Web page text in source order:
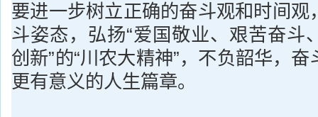
要进一步树立正确的奋斗观和时间观
斗姿态，弘扬“爱国敬业、艰苦奋斗
创新”的“川农大精神”，不负韶华，
更有意义的人生篇章。